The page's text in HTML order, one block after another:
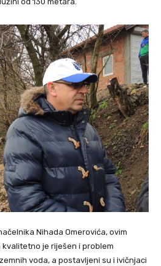
Nihada Omerovića, ovim
je riješen i problem
voda, a postavljeni su i ivičnjaci